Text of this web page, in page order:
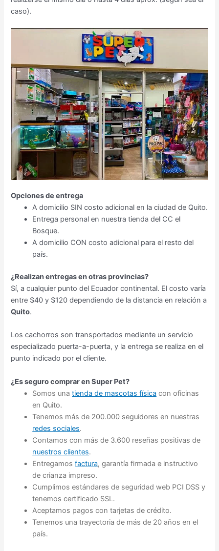
caso).
Opciones de entrega
A domicilio SIN costo adicional en la ciudad de Quito.
Entrega personal en nuestra tienda del CC el
Bosque.
A domicilio CON costo adicional para el resto del
país.
¿Realizan entregas en otras provincias?
Sí, a cualquier punto del Ecuador continental. El costo varía
entre $40 y $120 dependiendo de la distancia en relación a
Quito.
Los cachorros son transportados mediante un servicio
especializado puerta-a-puerta, y la entrega se realiza en el
punto indicado por el cliente.
¿Es seguro comprar en Super Pet?
Somos unatienda de mascotas física con oficinas
en Quito.
Tenemos más de 200.000 seguidores en nuestras
redes sociales.
Contamos con más de 3.600 reseñas positivas de
nuestros clientes.
Entregamosfactura, garantía firmada e instructivo
de crianza impreso.
Cumplimos estándares de seguridad web PCI DSS y
tenemos certificado SSL.
Aceptamos pagos con tarjetas de crédito.
Tenemos una trayectoria de más de 20 años en el
país.